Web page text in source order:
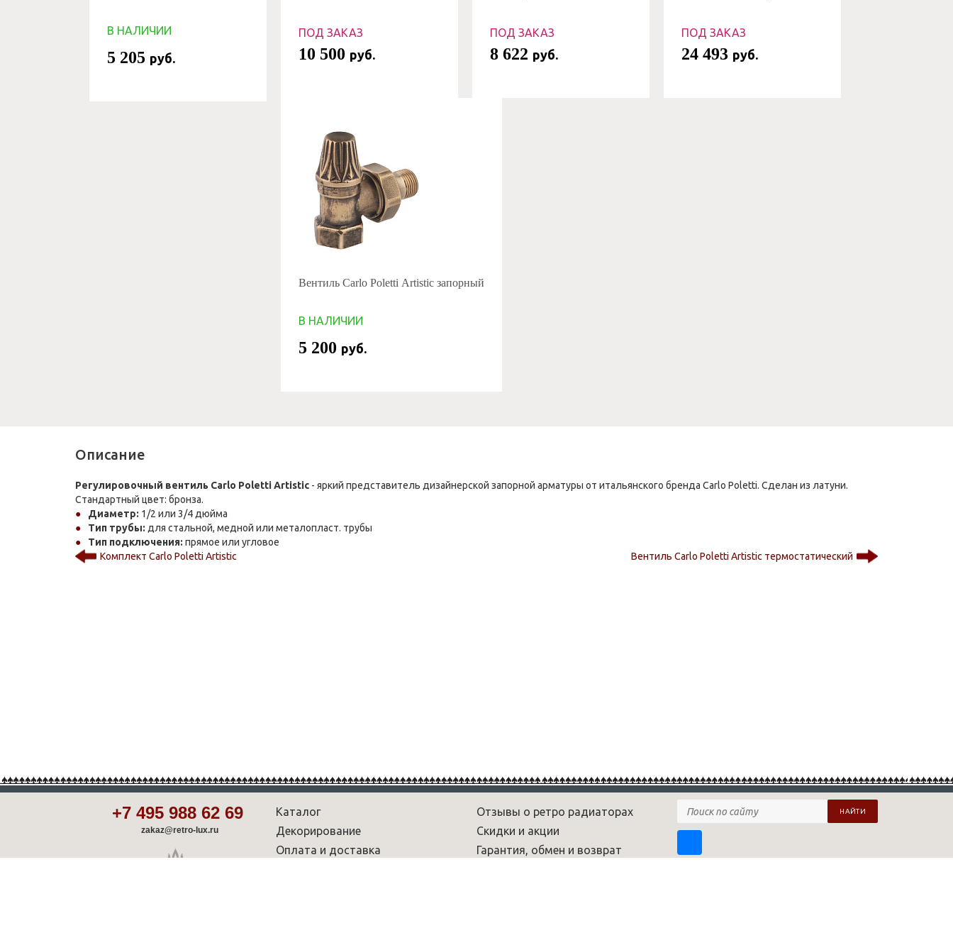
В НАЛИЧИИ
5 205 руб.
ПОД ЗАКАЗ
10 500 руб.
ПОД ЗАКАЗ
8 622 руб.
ПОД ЗАКАЗ
24 493 руб.
Вентиль Carlo Poletti Artistic запорный
В НАЛИЧИИ
5 200 руб.
Описание
Регулировочный вентиль Carlo Poletti Artistic - яркий представитель дизайнерской запорной арматуры от итальянского бренда Carlo Poletti. Сделан из латуни.
Стандартный цвет: бронза.
Диаметр: 1/2 или 3/4 дюйма
Тип трубы: для стальной, медной или металопласт. трубы
Тип подключения: прямое или угловое
Комплект Carlo Poletti Artistic
Вентиль Carlo Poletti Artistic термостатический
+7 495 988 62 69
zakaz@retro-lux.ru
Каталог
Декорирование
Оплата и доставка
Отзывы о ретро радиаторах
Скидки и акции
Гарантия, обмен и возврат
НАЙТИ